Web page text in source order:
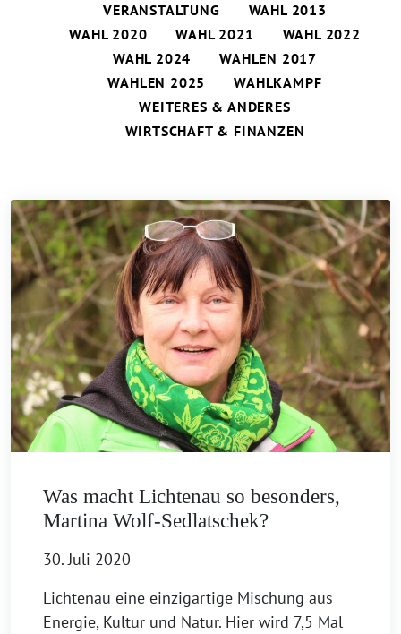
VERANSTALTUNG
WAHL 2013
WAHL 2020
WAHL 2021
WAHL 2022
WAHL 2024
WAHLEN 2017
WAHLEN 2025
WAHLKAMPF
WEITERES & ANDERES
WIRTSCHAFT & FINANZEN
Was macht Lichtenau so besonders,
Martina Wolf-Sedlatschek?
30. Juli 2020
Lichtenau eine einzigartige Mischung aus
Energie, Kultur und Natur. Hier wird 7,5 Mal